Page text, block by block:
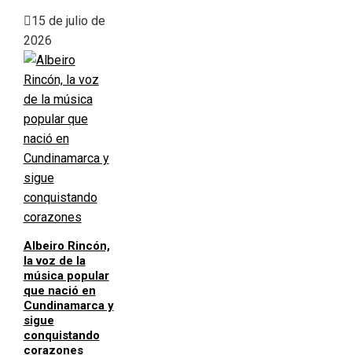
15 de julio de
2026
Albeiro Rincón,
la voz de la
música popular
que nació en
Cundinamarca y
sigue
conquistando
corazones